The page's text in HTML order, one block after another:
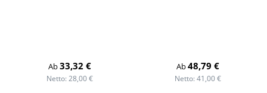
Regulärer Preis:
Ab33,32 €
Netto: 28,00 €
Regulärer Preis:
Ab48,79 €
Netto: 41,00 €